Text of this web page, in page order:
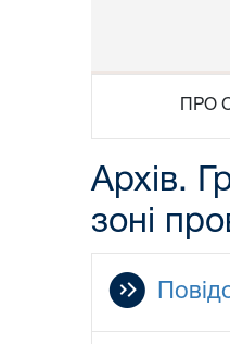
ПРО
Архів.
зоні